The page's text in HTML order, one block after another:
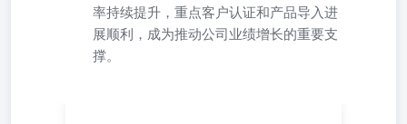
率持续提升，重点客户认证和产品导入进
展顺利，成为推动公司业绩增长的重要支
撑。